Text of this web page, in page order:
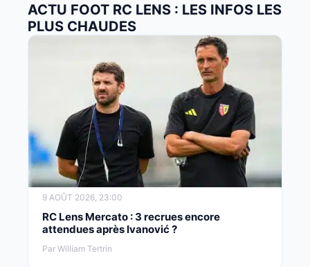
ACTU FOOT RC LENS : LES INFOS LES
PLUS CHAUDES
9 AOÛT 2026, 23:00
RC Lens Mercato : 3 recrues encore
attendues après Ivanović ?
Par William Tertrin